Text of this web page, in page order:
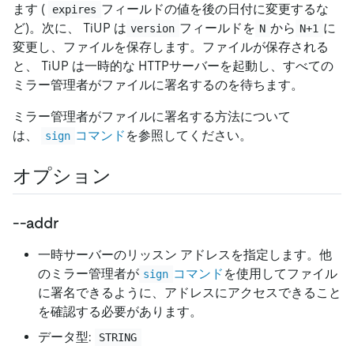
ます (
expires フィールドの値を後の日付に変更するな
ど)。次に、 TiUP は version フィールドを N から N+1 に
変更し、ファイルを保存します。ファイルが保存される
と、 TiUP は一時的な HTTPサーバーを起動し、すべての
ミラー管理者がファイルに署名するのを待ちます。
ミラー管理者がファイルに署名する方法について
は、
sign コマンド を参照してください。
オプション
--addr
一時サーバーのリッスン アドレスを指定します。他
のミラー管理者が sign コマンド を使用してファイル
に署名できるように、アドレスにアクセスできること
を確認する必要があります。
データ型:
STRING